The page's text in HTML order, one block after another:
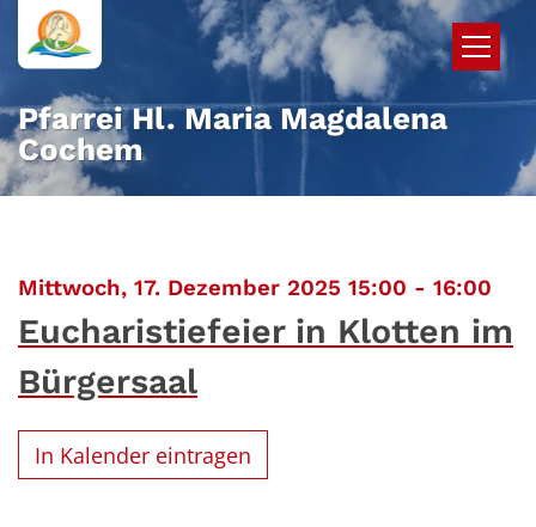
Zum Inhalt springen
Pfarrei Hl. Maria Magdalena
Cochem
Mittwoch, 17. Dezember 2025 15:00 - 16:00
Eucharistiefeier in Klotten im
Bürgersaal
In Kalender eintragen